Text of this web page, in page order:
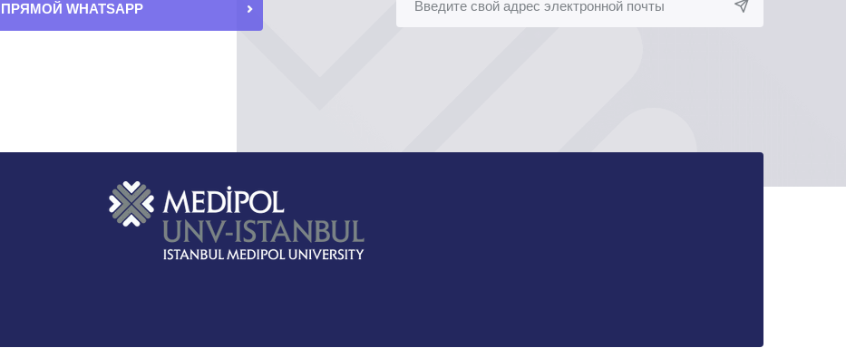
ПРЯМОЙ WHATSAPP